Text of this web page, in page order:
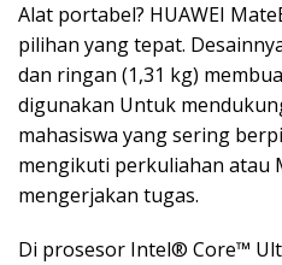
Alat portabel? HUAWEI
pilihan yang tepat.
dan ringan (1,31 kg)
digunakan Untuk
mahasiswa yang sering
mengikuti perkuliahan atau
mengerjakan tugas.
Di prosesor Intel® Core™